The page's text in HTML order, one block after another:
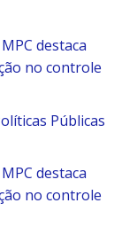
destaca
no controle
Públicas
destaca
no controle